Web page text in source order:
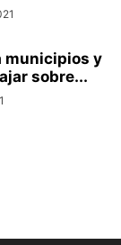
municipios y
sobre...